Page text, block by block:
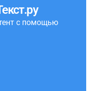
с помощью